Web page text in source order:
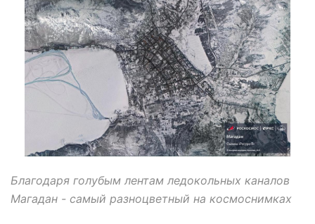
Благодаря голубым лентам ледокольных каналов
Магадан - самый разноцветный на космоснимках